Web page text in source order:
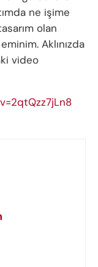
ne işime
olan
Aklınızda
video